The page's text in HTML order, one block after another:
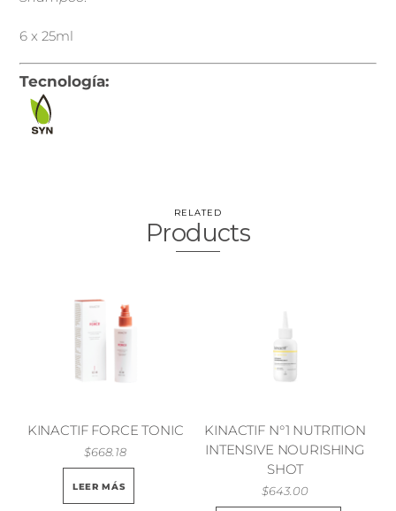
6 x 25ml
Tecnología:
RELATED
Products
KINACTIF FORCE TONIC
$668.18
LEER MÁS
KINACTIF N°1 NUTRITION
INTENSIVE NOURISHING
SHOT
$643.00